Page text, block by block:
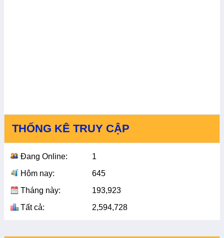
THỐNG KÊ TRUY CẬP
Đang Online:
1
Hôm nay:
645
Tháng này:
193,923
Tất cả:
2,594,728